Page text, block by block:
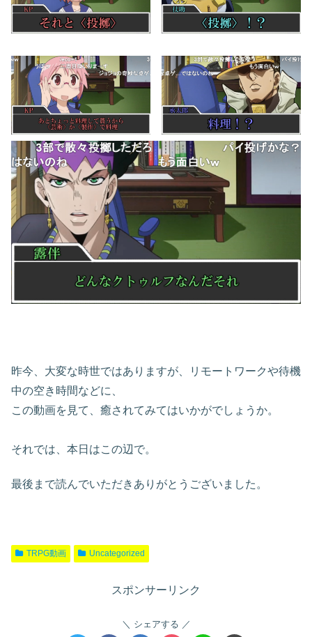
昨今、大変な時世ではありますが、リモートワークや待機
中の空き時間などに、
この動画を見て、癒されてみてはいかがでしょうか。
それでは、本日はこの辺で。
最後まで読んでいただきありがとうございました。
TRPG動画 Uncategorized
スポンサーリンク
シェアする